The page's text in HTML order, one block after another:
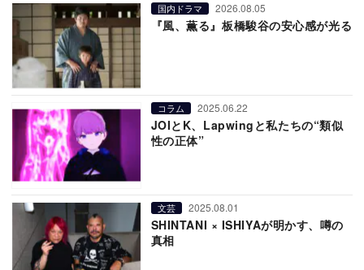
国内ドラマ 2026.08.05
『風、薫る』板橋駿谷の安心感が光る
コラム 2025.06.22
JOIとK、Lapwingと私たちの“類似
性の正体”
文芸 2025.08.01
SHINTANI × ISHIYAが明かす、噂の
真相